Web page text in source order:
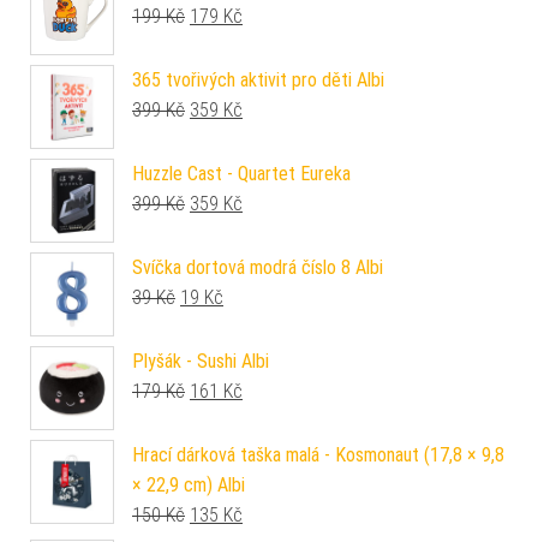
199Kč Původní cena byla: 199 Kč.
179 Kč
365 tvořivých aktivit pro děti Albi
399Kč Původní cena byla: 399 Kč.
359 Kč
Huzzle Cast - Quartet Eureka
399Kč Původní cena byla: 399 Kč.
359 Kč
Svíčka dortová modrá číslo 8 Albi
39Kč Původní cena byla: 39 Kč.
19 Kč
Plyšák - Sushi Albi
179Kč Původní cena byla: 179 Kč.
161 Kč
Hrací dárková taška malá - Kosmonaut (17,8 × 9,8
× 22,9 cm) Albi
150Kč Původní cena byla: 150 Kč.
135 Kč